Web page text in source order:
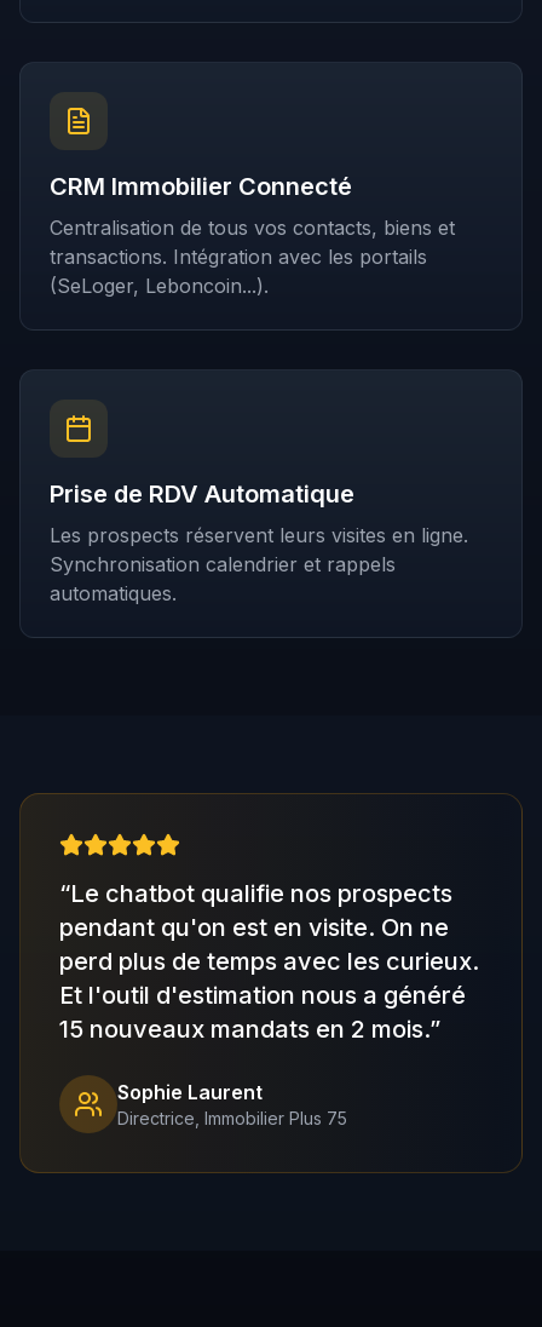
CRM Immobilier Connecté
Centralisation de tous vos contacts, biens et
transactions. Intégration avec les portails
(SeLoger, Leboncoin...).
Prise de RDV Automatique
Les prospects réservent leurs visites en ligne.
Synchronisation calendrier et rappels
automatiques.
“Le chatbot qualifie nos prospects
pendant qu'on est en visite. On ne
perd plus de temps avec les curieux.
Et l'outil d'estimation nous a généré
15 nouveaux mandats en 2 mois.”
Sophie Laurent
Directrice, Immobilier Plus 75